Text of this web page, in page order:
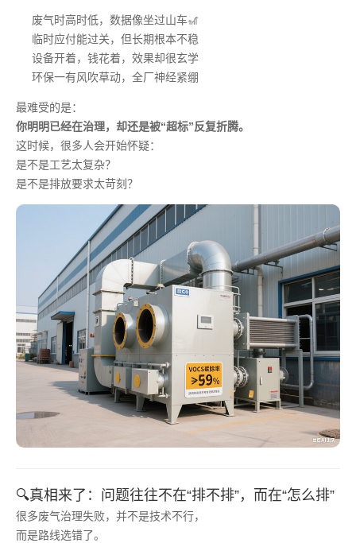
废气时高时低，数据像坐过山车🎢
临时应付能过关，但长期根本不稳
设备开着，钱花着，效果却很玄学
环保一有风吹草动，全厂神经紧绷
最难受的是：
你明明已经在治理，却还是被“超标”反复折腾。
这时候，很多人会开始怀疑：
是不是工艺太复杂？
是不是排放要求太苛刻？
🔍真相来了：问题往往不在“排不排”，而在“怎么排”
很多废气治理失败，并不是技术不行，
而是路线选错了。